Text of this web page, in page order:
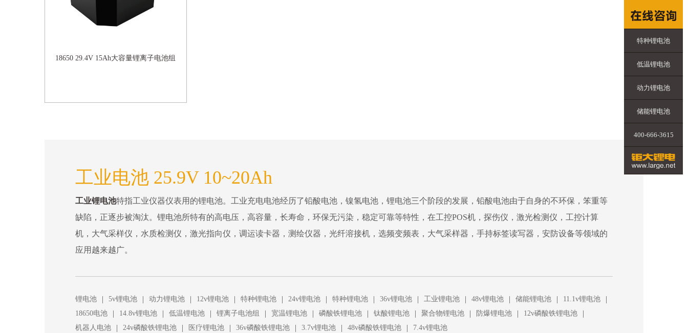
18650 29.4V 15Ah大容量锂离子电池组
工业电池 25.9V 10~20Ah
工业锂电池特指工业仪器仪表用的锂电池。工业充电电池经历了铅酸电池，镍氢电池，锂电池三个阶段的发展，铅酸电池由于自身的不环保，笨重等
缺陷，正逐步被淘汰。锂电池所特有的高电压，高容量，长寿命，环保无污染，稳定可靠等特性，在工控POS机，探伤仪，激光检测仪，工控计算
机，大气采样仪，水质检测仪，激光指向仪，调运读卡器，测绘仪器，光纤溶接机，选频变频表，大气采样器，手持标签读写器，安防设备等领域的
应用越来越广。
锂电池 | 5v锂电池 | 动力锂电池 | 12v锂电池 | 特种锂电池 | 24v锂电池 | 特种锂电池 | 36v锂电池 | 工业锂电池 | 48v锂电池 | 储能锂电池 | 11.1v锂电池 |
18650电池 | 14.8v锂电池 | 低温锂电池 | 锂离子电池组 | 宽温锂电池 | 磷酸铁锂电池 | 钛酸锂电池 | 聚合物锂电池 | 防爆锂电池 | 12v磷酸铁锂电池 |
机器人电池 | 24v磷酸铁锂电池 | 医疗锂电池 | 36v磷酸铁锂电池 | 3.7v锂电池 | 48v磷酸铁锂电池 | 7.4v锂电池
特种锂电池
低温锂电池
动力锂电池
储能锂电池
400-666-3615